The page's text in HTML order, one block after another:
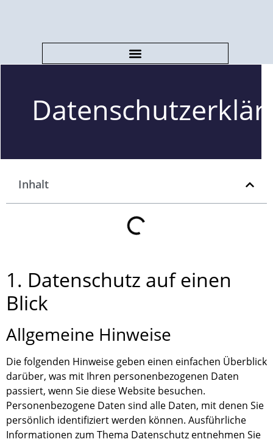
Inhalt
1. Datenschutz auf einen
Blick
Allgemeine Hinweise
Die folgenden Hinweise geben einen einfachen Überblick
darüber, was mit Ihren personenbezogenen Daten
passiert, wenn Sie diese Website besuchen.
Personenbezogene Daten sind alle Daten, mit denen Sie
persönlich identifiziert werden können. Ausführliche
Informationen zum Thema Datenschutz entnehmen Sie